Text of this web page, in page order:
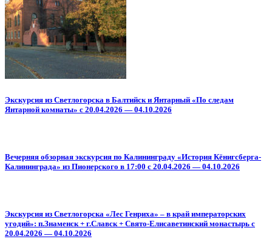
Экскурсия из Светлогорска в Балтийск и Янтарный «По следам
Янтарной комнаты» с 20.04.2026 — 04.10.2026
Вечерняя обзорная экскурсия по Калининграду «История Кёнигсберга-
Калининграда» из Пионерского в 17:00 с 20.04.2026 — 04.10.2026
Экскурсия из Светлогорска «Лес Генриха» – в край императорских
угодий»: п.Знаменск + г.Славск + Свято-Елисаветинский монастырь с
20.04.2026 — 04.10.2026